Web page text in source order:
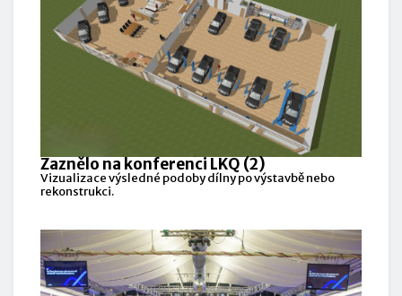
Zaznělo na konferenci LKQ (2)
Vizualizace výsledné podoby dílny po výstavbě nebo
rekonstrukci.